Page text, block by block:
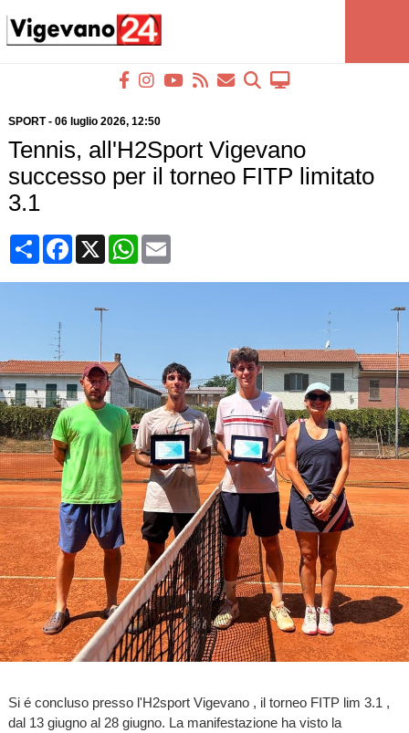
SPORT- 06 luglio 2026, 12:50
Tennis, all'H2Sport Vigevano
successo per il torneo FITP limitato
3.1
CondividiFacebook
X WhatsApp
Email
Si é concluso presso l'H2sport Vigevano , il torneo FITP lim 3.1 ,
dal 13 giugno al 28 giugno. La manifestazione ha visto la